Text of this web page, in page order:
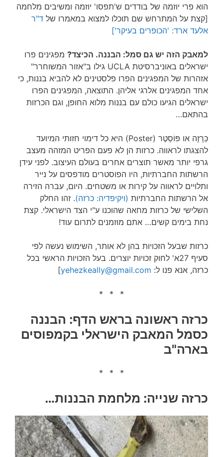
הוא פרי יוזמה של בודדים ש'תפסו' יוזמה ומשיבים מלחמה
[קצת על המתרחש שם תוכלו למצוא במאמרו של ד"ר
אלעד ארד: 'הכופרים בעיקר']
למאבק הזה יש גם סמל: הבננה. הכיצד? מפגינים פרו
ישראלים באוניברסיטת UCLA גילו ב"אזור המשוחרר"
אזהרות של המפגינים הפרו פלסטינים לא להביא בננות, כי
אחד המפגינים אלרגי אליהן. התוצאה, המפגינים הפרו
ישראלים הגיעו כולם עם בננות מלוא החופן, וגם הכרזות
בהתאם…
כְּרָזָה או פּוֹסְטֶר (Poster) היא כל דימוי חזותי המיועד
להצגתו לראווה. כרזות הן לא פעם הפריט המזהה מעצב
גרפי יותר מאשר תוצרים אחרים בעולם העיצוב. לפני עידן
הרשתות החברתיות, היו הפוסטרים מודפסים על נייר
ותלויים לראווה על קירות או משטחים. היום, עברה הזירה
אל הרשתות החברתיות (ויקיפדיה: כרזה). זהו החלק
השלישי של כרזות מחאה שהוכנו ע"י הצד הישראלי. קצת
נחת בימים קשים… אתם מוזמנים לתרום עוד!
כרזות שבעל הזכויות בהן לא אותר, השימוש נעשה לפי
סעיף 27א' לחוק זכויות יוצרים. בעל הזכויות הראשי בכל
כרזה, אנא פנו ל: yehezkeally@gmail.com
]
* * *
כרזה ראשונה בראש הדף: הבננה
כסמל המאבק הישראלי בקמפוסים
בארה"ב
* * *
כרזה שנייה: מלחמת הבננות…